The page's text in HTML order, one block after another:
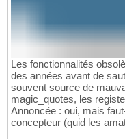
Les fonctionnalités
des années avant de
souvent source de
magic_quotes, les
Annoncée : oui, mais
concepteur (quid les